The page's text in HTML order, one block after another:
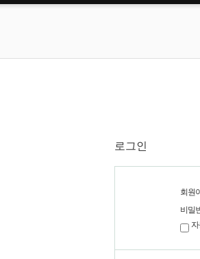
로그인
회원
비밀